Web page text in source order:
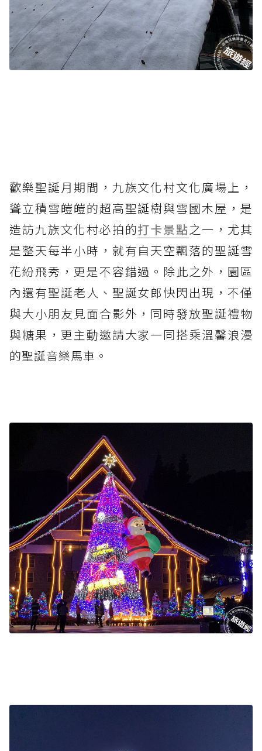
歡樂聖誕月期間，九族文化村文化廣場上，
聳立積雪皚皚的超高聖誕樹與雪國木屋，是
造訪九族文化村必拍的打卡景點之一，尤其
是整天每半小時，就有自天空飄落的聖誕雪
花紛飛秀，更是不容錯過。除此之外，園區
內還有聖誕老人、聖誕女郎快閃出現，不僅
與大小朋友見面合影外，同時發放聖誕禮物
與糖果，更主動邀請大家一同搭乘溫馨浪漫
的聖誕音樂馬車。